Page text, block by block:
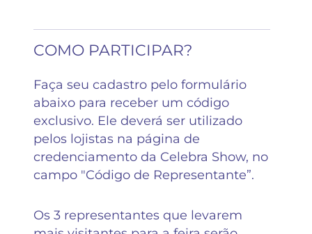
COMO PARTICIPAR?
Faça seu cadastro pelo formulário
abaixo para receber um código
exclusivo. Ele deverá ser utilizado
pelos lojistas na página de
credenciamento da Celebra Show, no
campo "Código de Representante”.
Os 3 representantes que levarem